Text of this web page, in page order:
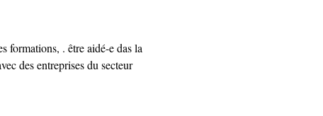
formations, . être aidé-e das la
des entreprises du secteur